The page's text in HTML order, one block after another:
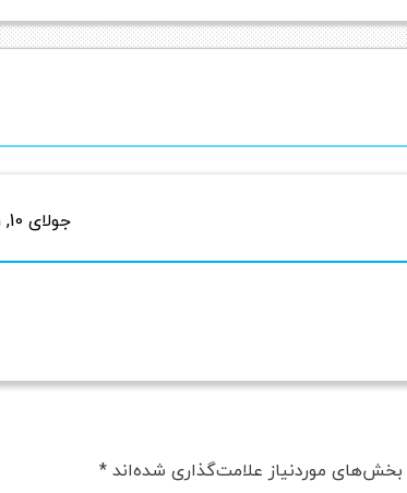
جولای 10, 2021 در 2:54 ب.ظ
بخش‌های موردنیاز علامت‌گذاری شده‌اند*